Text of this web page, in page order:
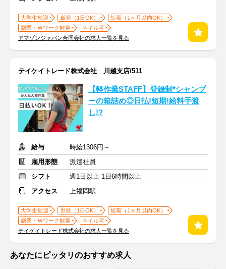
大学生歓迎 単発（1日OK）
短期（1ヶ月以内OK）
副業・Ｗワーク歓迎
ネイル可
アマゾンジャパン合同会社の求人一覧を見る
テイケイトレード株式会社 川越支店/511
【軽作業STAFF】登録制*シャンプ
ーの箱詰め◎日払!短期!給料手渡
し!?
給与
時給1306円～
雇用形態
派遣社員
シフト
週1日以上 1日6時間以上
アクセス
上福岡駅
大学生歓迎 単発（1日OK）
短期（1ヶ月以内OK）
副業・Ｗワーク歓迎
ネイル可
テイケイトレード株式会社の求人一覧を見る
あなたにピッタリのおすすめ求人